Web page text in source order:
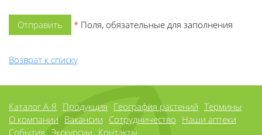
* Поля, обязательные для заполнения
Возврат к списку
Каталог А-Я Продукция География растений Термины
О компании Вакансии Сотрудничество Наши аптеки
События Экскурсии Контакты